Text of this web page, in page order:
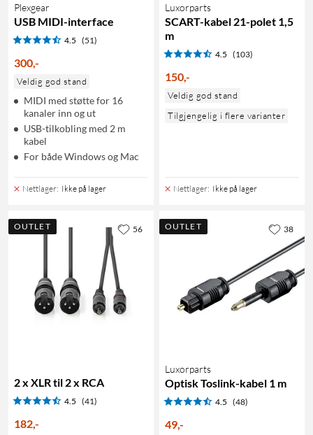
Plexgear
USB MIDI-interface
4.5 (51)
300,-
Veldig god stand
MIDI med støtte for 16
kanaler inn og ut
USB-tilkobling med 2 m
kabel
For både Windows og Mac
Nettlager: Ikke på lager
Luxorparts
SCART-kabel 21-polet 1,5
m
4.5 (103)
150,-
Veldig god stand
Tilgjengelig i flere varianter
Nettlager: Ikke på lager
OUTLET
2 x XLR til 2 x RCA
4.5 (41)
182,-
56 OUTLET
Luxorparts
Optisk Toslink-kabel 1 m
4.5 (48)
49,-
38